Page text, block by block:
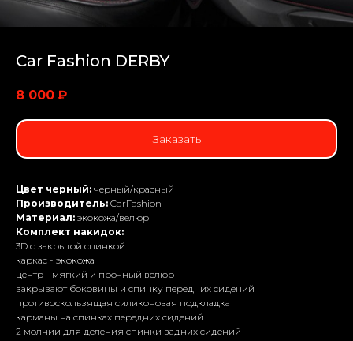
Car Fashion DERBY
8 000 ₽
Заказать
Цвет черный: черный/красный
Производитель: CarFashion
Материал: экокожа/велюр
Комплект накидок:
3D с закрытой спинкой
каркас - экокожа
центр - мягкий и прочный велюр
закрывают боковины и спинку передних сидений
противоскользящая силиконовая подкладка
карманы на спинках передних сидений
2 молнии для деления спинки задних сидений